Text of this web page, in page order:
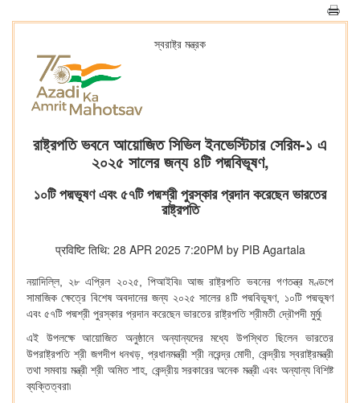
স্বরাষ্ট্র মন্ত্রক
রাষ্ট্রপতি ভবনে আয়োজিত সিভিল ইনভেস্টিচার সেরিম-১ এ
২০২৫ সালের জন্য ৪টি পদ্মবিভূষণ,
১০টি পদ্মভূষণ এবং ৫৭টি পদ্মশ্রী পুরস্কার প্রদান করেছেন ভারতের
রাষ্ট্রপতি
प्रविष्टि तिथि: 28 APR 2025 7:20PM by PIB Agartala
নয়াদিল্লি, ২৮ এপ্রিল ২০২৫, পিআইবি৷৷আজ রাষ্ট্রপতি ভবনের গণতন্ত্র মণ্ডপে
সামাজিক ক্ষেত্রে বিশেষ অবদানের জন্য ২০২৫ সালের ৪টি পদ্মবিভূষণ, ১০টি পদ্মভূষণ
এবং ৫৭টি পদ্মশ্রী পুরস্কার প্রদান করেছেন ভারতের রাষ্ট্রপতি শ্রীমতী দ্রৌপদী মুর্মু৷
এই উপলক্ষে আয়োজিত অনুষ্ঠানে অন্যান্যদের মধ্যে উপস্থিত ছিলেন ভারতের
উপরাষ্ট্রপতি শ্রী জগদীপ ধনখড়, প্রধানমন্ত্রী শ্রী নরেন্দ্র মোদী, কেন্দ্রীয় স্বরাষ্ট্রমন্ত্রী
তথা সমবায় মন্ত্রী শ্রী অমিত শাহ, কেন্দ্রীয় সরকারের অনেক মন্ত্রী এবং অন্যান্য বিশিষ্ট
ব্যক্তিত্বরা৷